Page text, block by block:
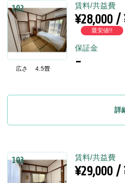
102
広さ 4.5畳
賃料/共益費
¥28,000 /
最安値!!
保証金
-
詳
103 賃料/共益費
¥29,000 /